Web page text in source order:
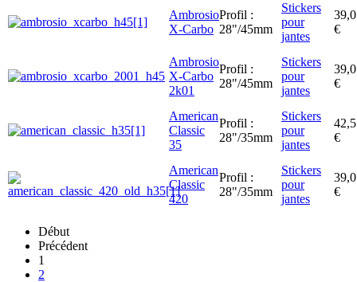
Ambrosio
X-Carbo
Profil :
28"/45mm
Stickers
pour
jantes
39,0
€
Ambrosio
X-Carbo
2k01
Profil :
28"/45mm
Stickers
pour
jantes
39,0
€
American
Classic
35
Profil :
28"/35mm
Stickers
pour
jantes
42,5
€
American
Classic
420
Profil :
28"/35mm
Stickers
pour
jantes
39,0
€
Début
Précédent
1
2